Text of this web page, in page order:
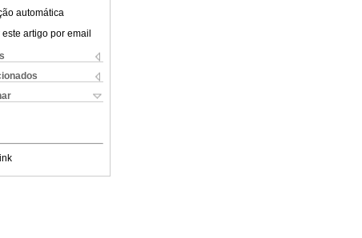
automática
este artigo por email